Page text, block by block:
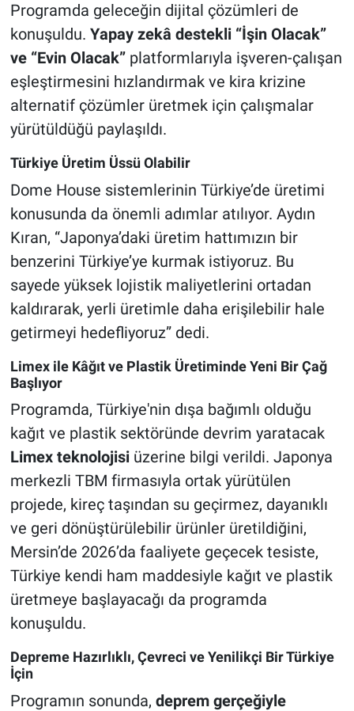
Programda geleceğin dijital çözümleri de
konuşuldu. Yapay zekâ destekli “İşin Olacak”
ve “Evin Olacak”platformlarıyla işveren-çalışan
eşleştirmesini hızlandırmak ve kira krizine
alternatif çözümler üretmek için çalışmalar
yürütüldüğü paylaşıldı.
Türkiye Üretim Üssü Olabilir
Dome House sistemlerinin Türkiye’de üretimi
konusunda da önemli adımlar atılıyor. Aydın
Kıran, “Japonya’daki üretim hattımızın bir
benzerini Türkiye’ye kurmak istiyoruz. Bu
sayede yüksek lojistik maliyetlerini ortadan
kaldırarak, yerli üretimle daha erişilebilir hale
getirmeyi hedefliyoruz” dedi.
Limex ile Kâğıt ve Plastik Üretiminde Yeni Bir Çağ
Başlıyor
Programda, Türkiye'nin dışa bağımlı olduğu
kağıt ve plastik sektöründe devrim yaratacak
Limex teknolojisiüzerine bilgi verildi. Japonya
merkezli TBM firmasıyla ortak yürütülen
projede, kireç taşından su geçirmez, dayanıklı
ve geri dönüştürülebilir ürünler üretildiğini,
Mersin’de 2026’da faaliyete geçecek tesiste,
Türkiye kendi ham maddesiyle kağıt ve plastik
üretmeye başlayacağı da programda
konuşuldu.
Depreme Hazırlıklı, Çevreci ve Yenilikçi Bir Türkiye
İçin
Programın sonunda, deprem gerçeğiyle